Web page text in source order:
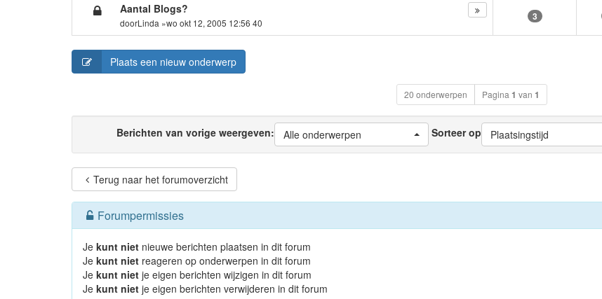
Aantal Blogs?
doorLinda »wo okt 12, 2005 12:56 40
3
Plaats een nieuw onderwerp
20 onderwerpen Pagina 1 van 1
Berichten van vorige weergeven: Alle onderwerpen Sorteer op Plaatsingstijd
Terug naar het forumoverzicht
Forumpermissies
Je kunt niet nieuwe berichten plaatsen in dit forum
Je kunt niet reageren op onderwerpen in dit forum
Je kunt niet je eigen berichten wijzigen in dit forum
Je kunt niet je eigen berichten verwijderen in dit forum